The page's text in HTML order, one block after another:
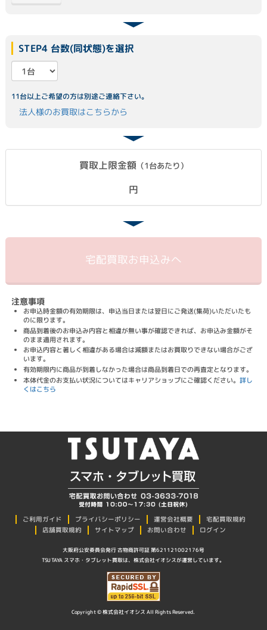
STEP4 台数(同状態)を選択
11台以上ご希望の方は別途ご連絡下さい。
法人様のお買取はこちらから
買取上限金額 （1台あたり）
円
宅配買取お申込みへ
注意事項
お申込時金額の有効期限は、申込当日または翌日にご発送(集荷)いただいたも
のに限ります。
商品到着後のお申込み内容と相違が無い事が確認できれば、お申込み金額がそ
のまま適用されます。
お申込内容と著しく相違がある場合は減額またはお買取りできない場合がござ
います。
有効期限内に商品が到着しなかった場合は商品到着日での再査定となります。
本体代金のお支払い状況についてはキャリアショップにご確認ください。詳し
くはこちら
ご利用ガイド プライバシーポリシー 運営会社概要
宅配買取規約
店舗買取規約
サイトマップ お問い合わせ ログイン
大阪府公安委員会発行 古物商許可証 第621121002176号
TSUTAYA スマホ・タブレット買取は、株式会社イオシスが運営しています。
Copyright © 株式会社イオシス All Rights Reserved.